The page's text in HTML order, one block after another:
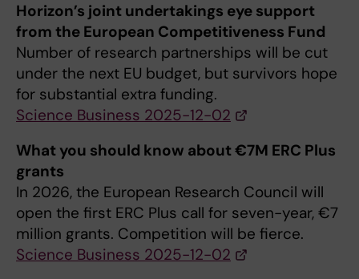
Horizon’s joint undertakings eye support
from the European Competitiveness Fund
Number of research partnerships will be cut
under the next EU budget, but survivors hope
for substantial extra funding.
Science Business 2025-12-02
What you should know about €7M ERC Plus
grants
In 2026, the European Research Council will
open the first ERC Plus call for seven-year, €7
million grants. Competition will be fierce.
Science Business 2025-12-02